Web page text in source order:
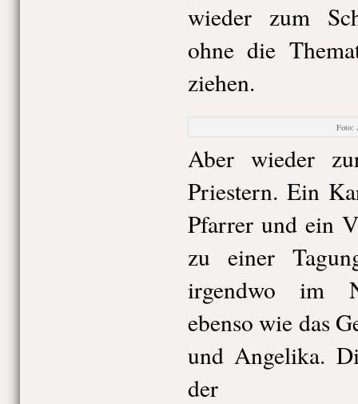
wieder zum
ohne die
ziehen.
Foto:
Aber wieder
Priestern. Ein
Pfarrer und ein
zu einer
irgendwo im
ebenso wie das
und Angelika.
der